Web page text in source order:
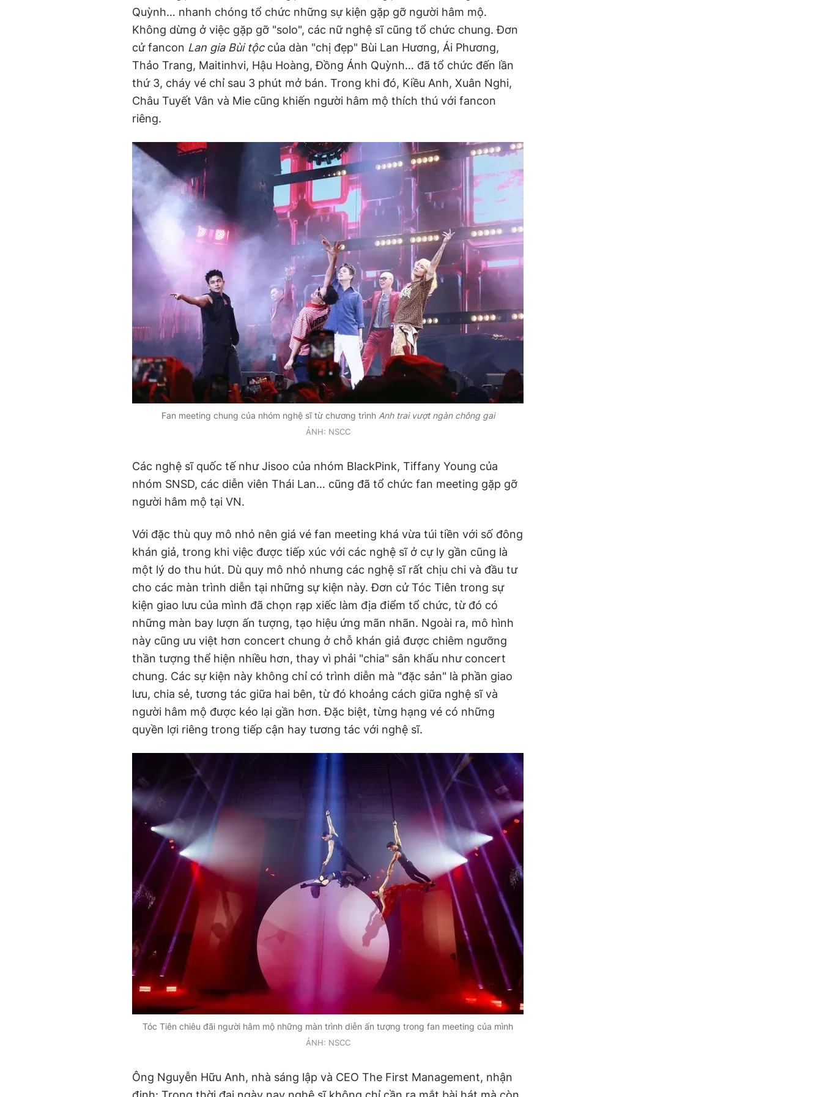
Quỳnh… nhanh chóng tổ chức những sự kiện gặp gỡ người hâm mộ.
Không dừng ở việc gặp gỡ "solo", các nữ nghệ sĩ cũng tổ chức chung. Đơn
cử fancon Lan gia Bùi tộccủa dàn "chị đẹp" Bùi Lan Hương, Ái Phương,
Thảo Trang, Maitinhvi, Hậu Hoàng, Đồng Ánh Quỳnh… đã tổ chức đến lần
thứ 3, cháy vé chỉ sau 3 phút mở bán. Trong khi đó, Kiều Anh, Xuân Nghi,
Châu Tuyết Vân và Mie cũng khiến người hâm mộ thích thú với fancon
riêng.
Fan meeting chung của nhóm nghệ sĩ từ chương trìnhAnh trai vượt ngàn chông gai
ẢNH: NSCC
Các nghệ sĩ quốc tế như Jisoo của nhóm BlackPink, Tiffany Young của
nhóm SNSD, các diễn viên Thái Lan… cũng đã tổ chức fan meeting gặp gỡ
người hâm mộ tại VN.
Với đặc thù quy mô nhỏ nên giá vé fan meeting khá vừa túi tiền với số đông
khán giả, trong khi việc được tiếp xúc với các nghệ sĩ ở cự ly gần cũng là
một lý do thu hút. Dù quy mô nhỏ nhưng các nghệ sĩ rất chịu chi và đầu tư
cho các màn trình diễn tại những sự kiện này. Đơn cử Tóc Tiên trong sự
kiện giao lưu của mình đã chọn rạp xiếc làm địa điểm tổ chức, từ đó có
những màn bay lượn ấn tượng, tạo hiệu ứng mãn nhãn. Ngoài ra, mô hình
này cũng ưu việt hơn concert chung ở chỗ khán giả được chiêm ngưỡng
thần tượng thể hiện nhiều hơn, thay vì phải "chia" sân khấu như concert
chung. Các sự kiện này không chỉ có trình diễn mà "đặc sản" là phần giao
lưu, chia sẻ, tương tác giữa hai bên, từ đó khoảng cách giữa nghệ sĩ và
người hâm mộ được kéo lại gần hơn. Đặc biệt, từng hạng vé có những
quyền lợi riêng trong tiếp cận hay tương tác với nghệ sĩ.
Tóc Tiên chiêu đãi người hâm mộ những màn trình diễn ấn tượng trong fan meeting của mình
ẢNH: NSCC
Ông Nguyễn Hữu Anh, nhà sáng lập và CEO The First Management, nhận